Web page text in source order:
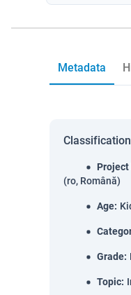
Metadata
Classification
(ro, Română)
Age:
Grade:
Topic: